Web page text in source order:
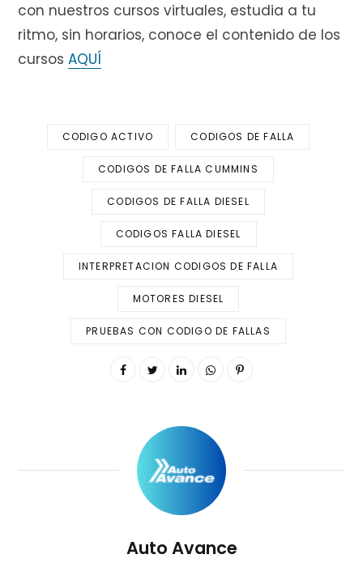
con nuestros cursos virtuales, estudia a tu
ritmo, sin horarios, conoce el contenido de los
cursos AQUÍ
CODIGO ACTIVO CODIGOS DE FALLA
CODIGOS DE FALLA CUMMINS
CODIGOS DE FALLA DIESEL
CODIGOS FALLA DIESEL
INTERPRETACION CODIGOS DE FALLA
MOTORES DIESEL
PRUEBAS CON CODIGO DE FALLAS
Auto Avance